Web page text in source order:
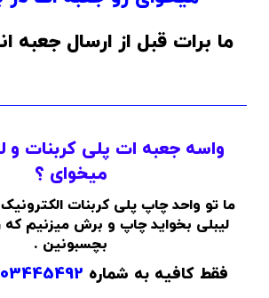
ما برات قبل از ارسال جعبه
واسه جعبه ات پلی کربنات و
میخوای ؟
ما تو واحد چاپ پلی کربنات
لیبلی بخواید چاپ و برش میزنیم
بچسبونین .
فقط کافیه به شماره